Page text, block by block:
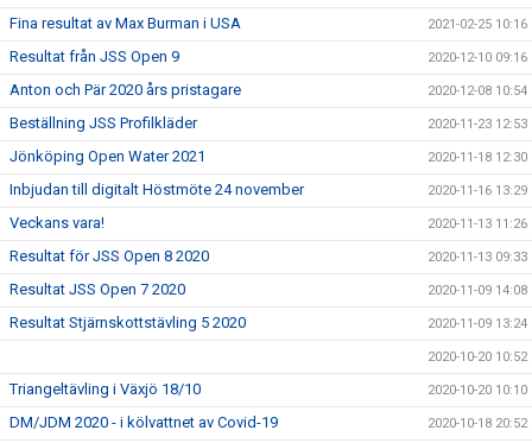
Fina resultat av Max Burman i USA 2021-02-25 10:16
Resultat från JSS Open 9 2020-12-10 09:16
Anton och Pär 2020 års pristagare 2020-12-08 10:54
Beställning JSS Profilkläder 2020-11-23 12:53
Jönköping Open Water 2021 2020-11-18 12:30
Inbjudan till digitalt Höstmöte 24 november 2020-11-16 13:29
Veckans vara! 2020-11-13 11:26
Resultat för JSS Open 8 2020 2020-11-13 09:33
Resultat JSS Open 7 2020 2020-11-09 14:08
Resultat Stjärnskottstävling 5 2020 2020-11-09 13:24
2020-10-20 10:52
Triangeltävling i Växjö 18/10 2020-10-20 10:10
DM/JDM 2020 - i kölvattnet av Covid-19 2020-10-18 20:52